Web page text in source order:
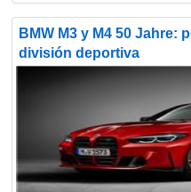
BMW M3 y M4 50 Jahre:
división deportiva